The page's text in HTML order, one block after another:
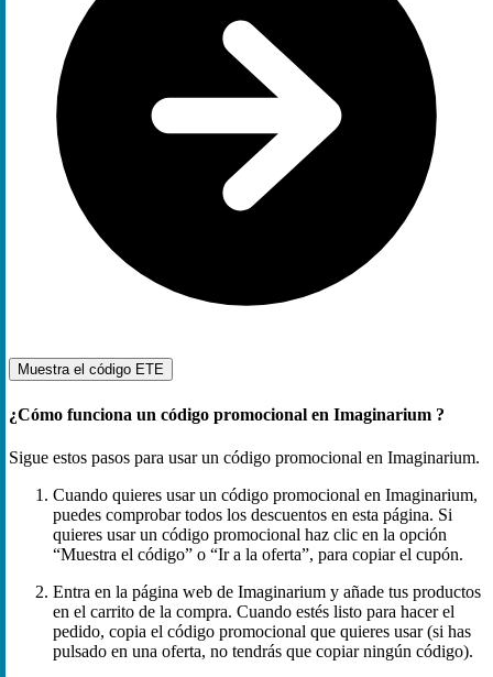
Muestra el código ETE
¿Cómo funciona un código promocional en Imaginarium ?
Sigue estos pasos para usar un código promocional en Imaginarium.
Cuando quieres usar un código promocional en Imaginarium,
puedes comprobar todos los descuentos en esta página. Si
quieres usar un código promocional haz clic en la opción
“Muestra el código” o “Ir a la oferta”, para copiar el cupón.
Entra en la página web de Imaginarium y añade tus productos
en el carrito de la compra. Cuando estés listo para hacer el
pedido, copia el código promocional que quieres usar (si has
pulsado en una oferta, no tendrás que copiar ningún código).